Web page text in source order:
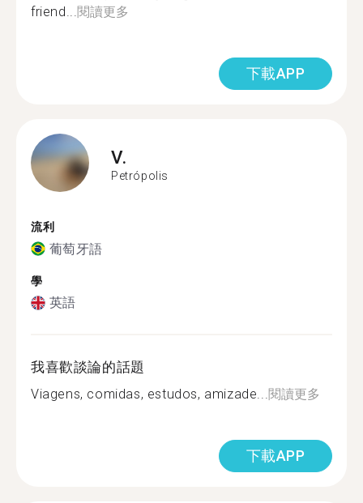
friend...閱讀更多
下載APP
V.
Petrópolis
流利
葡萄牙語
學
英語
我喜歡談論的話題
Viagens, comidas, estudos, amizade...閱讀更多
下載APP